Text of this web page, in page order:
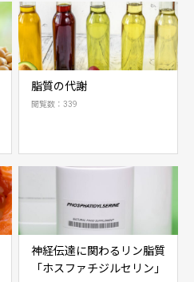
脂質の代謝
閲覧数：339
神経伝達に関わるリン脂質
「ホスファチジルセリン」